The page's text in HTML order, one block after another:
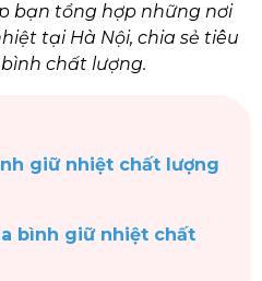
bạn tổng hợp những nơi
tại Hà Nội, chia sẻ tiêu
chất lượng.
giữ nhiệt chất lượng
bình giữ nhiệt chất